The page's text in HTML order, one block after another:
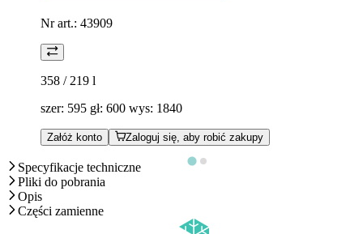
Nr art.: 43909
358 / 219 l
szer: 595 gł: 600 wys: 1840
Załóż konto Zaloguj się, aby robić zakupy
Specyfikacje techniczne
Pliki do pobrania
Opis
Części zamienne